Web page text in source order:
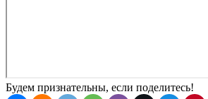
Будем признательны, если поделитесь!